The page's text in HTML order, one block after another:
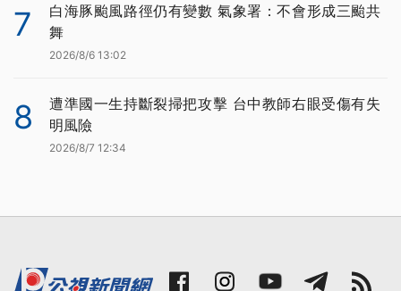
7
白海豚颱風路徑仍有變數 氣象署：不會形成三颱共
舞
2026/8/6 13:02
8
遭準國一生持斷裂掃把攻擊 台中教師右眼受傷有失
明風險
2026/8/7 12:34